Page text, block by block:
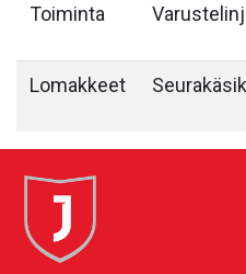
Toiminta
Lomakkeet